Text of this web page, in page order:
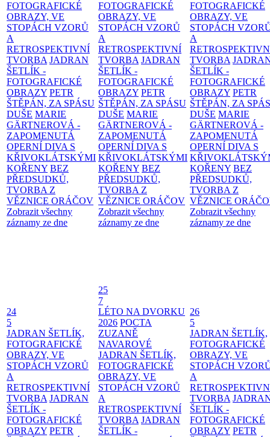
FOTOGRAFICKÉ
OBRAZY, VE
STOPÁCH VZORŮ
A
RETROSPEKTIVNÍ
TVORBA JADRAN
ŠETLÍK -
FOTOGRAFICKÉ
OBRAZY PETR
ŠTĚPÁN, ZA SPÁSU
DUŠE MARIE
GÄRTNEROVÁ -
ZAPOMENUTÁ
OPERNÍ DIVA S
KŘIVOKLÁTSKÝMI
KOŘENY BEZ
PŘEDSUDKŮ,
TVORBA Z
VĚZNICE ORÁČOV
Zobrazit všechny
záznamy ze dne
FOTOGRAFICKÉ
OBRAZY, VE
STOPÁCH VZORŮ
A
RETROSPEKTIVNÍ
TVORBA JADRAN
ŠETLÍK -
FOTOGRAFICKÉ
OBRAZY PETR
ŠTĚPÁN, ZA SPÁSU
DUŠE MARIE
GÄRTNEROVÁ -
ZAPOMENUTÁ
OPERNÍ DIVA S
KŘIVOKLÁTSKÝMI
KOŘENY BEZ
PŘEDSUDKŮ,
TVORBA Z
VĚZNICE ORÁČOV
Zobrazit všechny
záznamy ze dne
FOTOGRAFICKÉ
OBRAZY, VE
STOPÁCH
A
TVORBA
ŠETLÍK -
FOTOGRAFICKÉ
OBRAZY PETR
ŠTĚPÁN, ZA
DUŠE MARIE
GÄRTNEROVÁ -
ZAPOMENUTÁ
OPERNÍ DIVA S
KOŘENY BEZ
PŘEDSUDKŮ,
TVORBA Z
VĚZNICE
Zobrazit všechny
záznamy ze dne
24
5
JADRAN ŠETLÍK,
FOTOGRAFICKÉ
OBRAZY, VE
STOPÁCH VZORŮ
A
RETROSPEKTIVNÍ
TVORBA JADRAN
ŠETLÍK -
FOTOGRAFICKÉ
OBRAZY PETR
25
7
LÉTO NA DVORKU
2026 POCTA
ZUZANĚ
NAVAROVÉ
JADRAN ŠETLÍK,
FOTOGRAFICKÉ
OBRAZY, VE
STOPÁCH VZORŮ
A
RETROSPEKTIVNÍ
TVORBA JADRAN
ŠETLÍK -
26
5
JADRAN ŠETLÍK,
FOTOGRAFICKÉ
OBRAZY, VE
STOPÁCH
A
TVORBA
ŠETLÍK -
FOTOGRAFICKÉ
OBRAZY PETR